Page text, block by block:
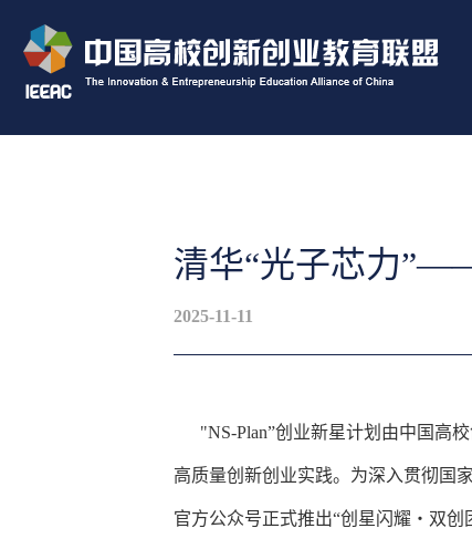
清华“光子芯力
2025-11-11
"NS-Plan”创业新星计划 由中国高
高质量创新创业实践。为深入贯彻国
官方公众号正式推出“创星闪耀・双创